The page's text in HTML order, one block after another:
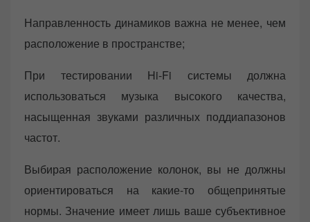
Направленность динамиков важна не менее, чем
расположение в пространстве;
При тестировании Hi-Fi системы должна
использоваться музыка высокого качества,
насыщенная звуками различных поддиапазонов
частот.
Выбирая расположение колонок, вы не должны
ориентироваться на какие-то общепринятые
нормы. Значение имеет лишь ваше субъективное